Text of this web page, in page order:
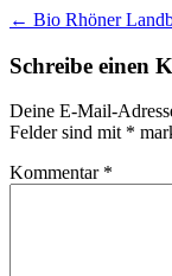
← Bio Rhöner
Schreibe einen
Deine E-Mail-
Felder sind mit *
Kommentar *